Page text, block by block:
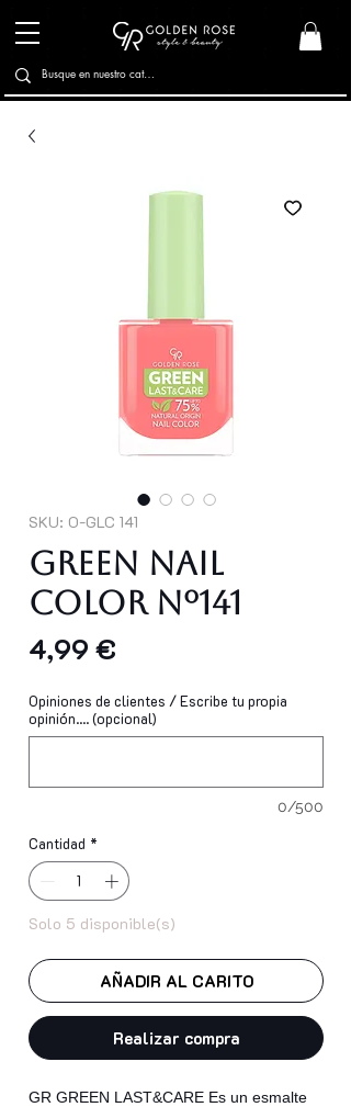
SKU: O-GLC 141
GREEN NAIL
COLOR Nº141
4,99 €
Opiniones de clientes / Escribe tu propia
opinión.... (opcional)
0/500
Cantidad *
Solo 5 disponible(s)
AÑADIR AL CARITO
Realizar compra
GR GREEN LAST&CARE Es un esmalte